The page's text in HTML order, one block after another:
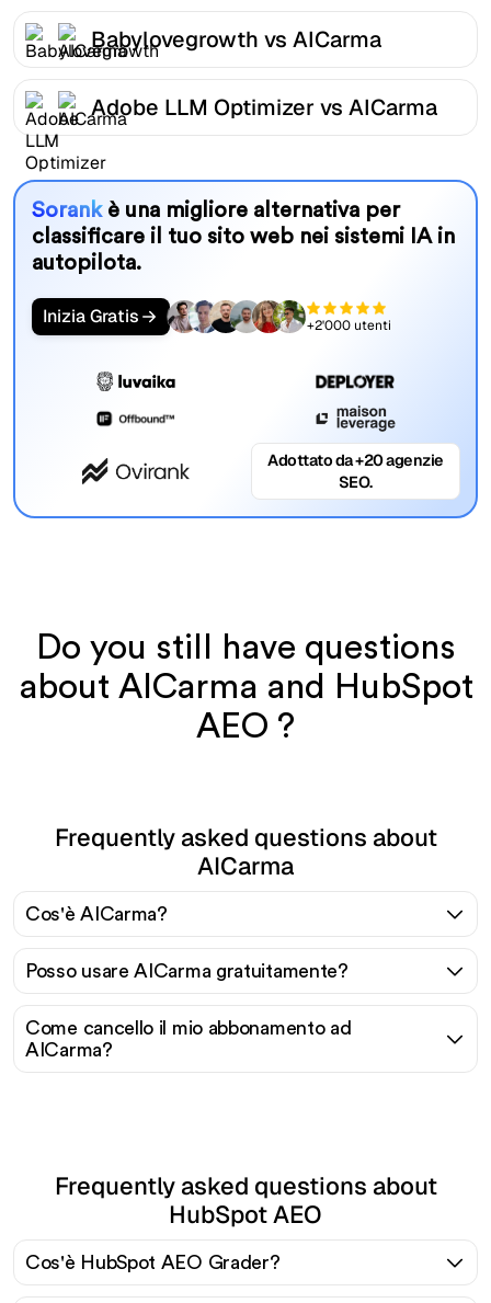
Babylovegrowth vs AICarma
Adobe LLM Optimizer vs AICarma
Sorank è una migliore alternativa per
classificare il tuo sito web nei sistemi IA in
autopilota.
Inizia Gratis +2'000 utenti
Adottato da +20 agenzie
SEO.
Do you still have questions
about AICarma and HubSpot
AEO ?
Frequently asked questions about
AICarma
Cos'è AICarma?
Posso usare AICarma gratuitamente?
Come cancello il mio abbonamento ad
AICarma?
Frequently asked questions about
HubSpot AEO
Cos'è HubSpot AEO Grader?